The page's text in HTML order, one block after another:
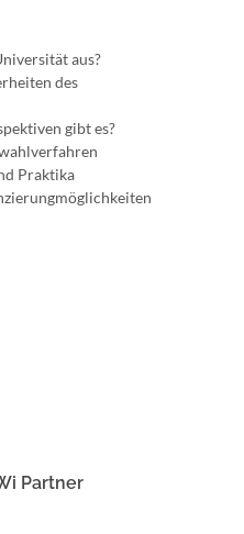
aus?
des
gibt es?
Praktika
Partner